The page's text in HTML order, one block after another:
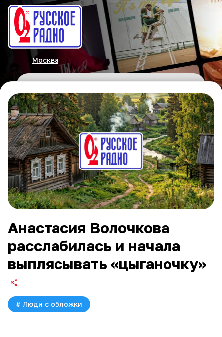
Москва
Анастасия Волочкова
расслабилась и начала
выплясывать «цыганочку»
# Люди с обложки